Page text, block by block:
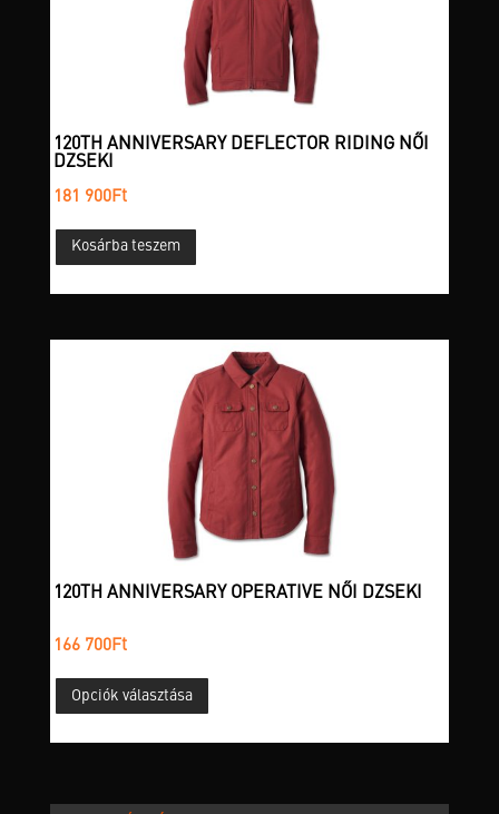
termékoldalon
választhatók
ki
120TH ANNIVERSARY DEFLECTOR RIDING NŐI
DZSEKI
181 900Ft
Kosárba teszem
120TH ANNIVERSARY OPERATIVE NŐI DZSEKI
166 700Ft
Opciók választása